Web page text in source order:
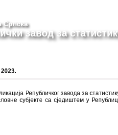
Српска
завод за
Републичког завода за
субјекте са сједиштем у